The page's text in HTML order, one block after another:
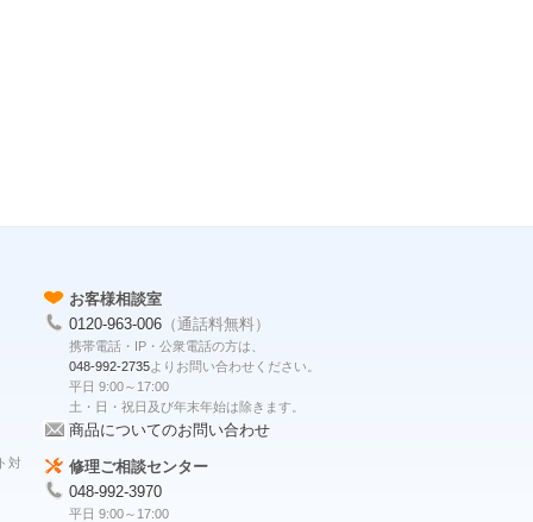
対
お客様相談室
0120-963-006 （通話料無料）
携帯電話・IP・公衆電話の方は、
048-992-2735よりお問い合わせください。
平日 9:00～17:00
土・日・祝日及び年末年始は除きます。
商品についてのお問い合わせ
修理ご相談センター
048-992-3970
平日 9:00～17:00